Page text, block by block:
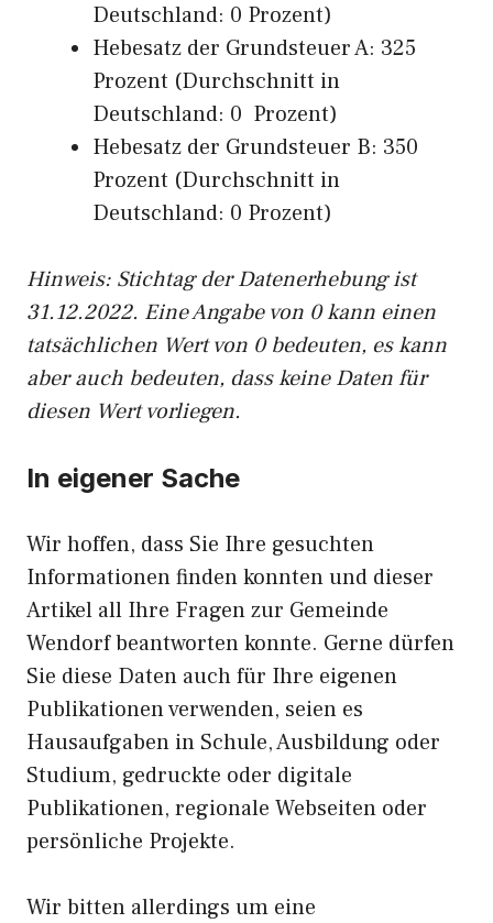
Deutschland: 0 Prozent)
Hebesatz der Grundsteuer A: 325
Prozent (Durchschnitt in
Deutschland: 0 Prozent)
Hebesatz der Grundsteuer B: 350
Prozent (Durchschnitt in
Deutschland: 0 Prozent)
Hinweis: Stichtag der Datenerhebung ist
31.12.2022. Eine Angabe von 0 kann einen
tatsächlichen Wert von 0 bedeuten, es kann
aber auch bedeuten, dass keine Daten für
diesen Wert vorliegen.
In eigener Sache
Wir hoffen, dass Sie Ihre gesuchten
Informationen finden konnten und dieser
Artikel all Ihre Fragen zur Gemeinde
Wendorf beantworten konnte. Gerne dürfen
Sie diese Daten auch für Ihre eigenen
Publikationen verwenden, seien es
Hausaufgaben in Schule, Ausbildung oder
Studium, gedruckte oder digitale
Publikationen, regionale Webseiten oder
persönliche Projekte.
Wir bitten allerdings um eine